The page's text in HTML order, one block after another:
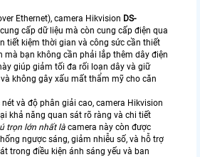
Ethernet), camera Hikvision DS-
cấp dữ liệu mà còn cung cấp điện qua
tiết kiệm thời gian và công sức cần thiết
mà bạn không cần phải lắp thêm dây điện
giúp giảm tối đa rối loạn dây và giữ
không gây xấu mất thẩm mỹ cho căn
và độ phân giải cao, camera Hikvision
khả năng quan sát rõ ràng và chi tiết
trọn lớn nhất là camera này còn được
ngược sáng, giảm nhiễu số, và hỗ trợ
trong điều kiện ánh sáng yếu và ban